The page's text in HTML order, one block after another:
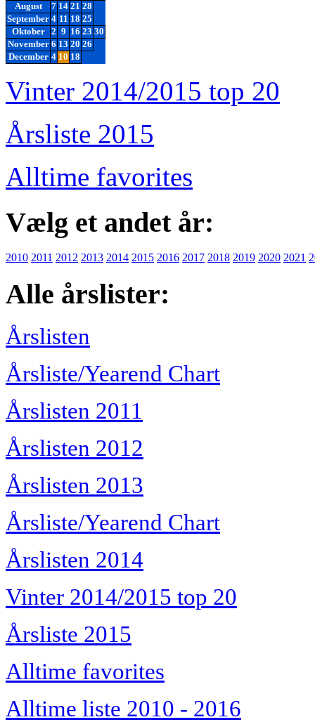
August
7 14 21 28
September 4 11 18 25
Oktober
2 9 16 23 30
November 6 13 20 26
December 4 10 18
Vinter 2014/2015 top 20
Årsliste 2015
Alltime favorites
Vælg et andet år:
2010 2011 2012 2013 2014 2015 2016 2017 2018 2019 2020 2021
Alle årslister:
Årslisten
Årsliste/Yearend Chart
Årslisten 2011
Årslisten 2012
Årslisten 2013
Årsliste/Yearend Chart
Årslisten 2014
Vinter 2014/2015 top 20
Årsliste 2015
Alltime favorites
Alltime liste 2010 - 2016